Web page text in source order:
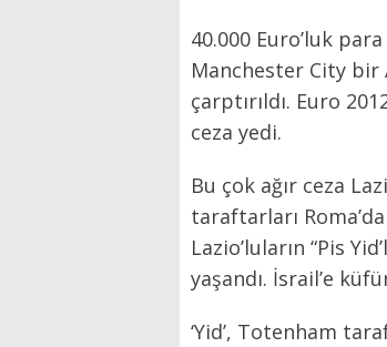
40.000 Euro’luk
Manchester City bir
çarptırıldı. Euro
ceza yedi.
Bu çok ağır ceza
taraftarları
Lazio’luların “Pis
yaşandı. İsrail’e
‘Yid’, Totenham